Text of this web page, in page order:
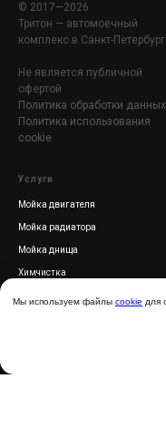
Написать нам
© 2017—2026
Тритон — автомоечный
комплекс в Санкт-
Не является публичной
офертой
Политика обработки данных
Политика использования
cookie
Услуги
Мойка двигателя
Мойка радиатора
Мойка днища
Химчистка
Мы используем файлы cookie для